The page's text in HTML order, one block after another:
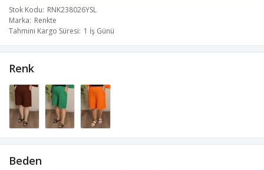
Stok Kodu RNK238026YSL
Marka Renkte
Tahmini Kargo Süresi 1 İş Günü
Renk
Beden